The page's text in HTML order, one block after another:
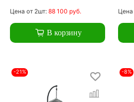
Цена от 2шт: 88 100 руб.
В корзину
Цена
-21% -8%